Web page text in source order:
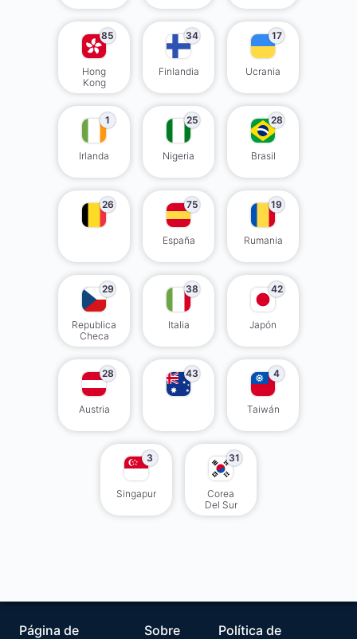
85
Hong
Kong
34
Finlandia
17
Ucrania
1
Irlanda
25
Nigeria
28
Brasil
26 75
España
19
Rumania
29
Republica
Checa
38
Italia
42
Japón
28
Austria
43 4
Taiwán
3
Singapur
31
Corea
Del Sur
Página de Sobre Política de